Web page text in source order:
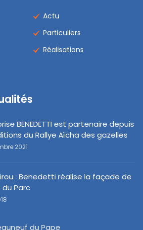
Actu
Particuliers
Réalisations
BENEDETTI est partenaire depuis
du Rallye Aïcha des gazelles
2021
: Benedetti réalise la façade de
du Parc
du Pape